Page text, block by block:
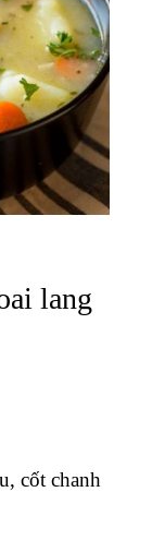
lang
cốt chanh